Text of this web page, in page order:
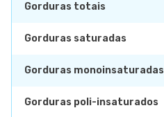
Gorduras totais
Gorduras saturadas
Gorduras monoinsaturadas
Gorduras poli-insaturados